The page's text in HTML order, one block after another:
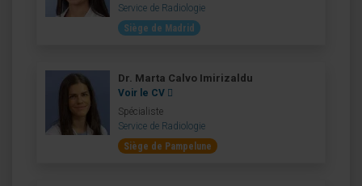
Service de Radiologie
Siège de Madrid
Dr. Marta Calvo Imirizaldu
Voir le CV
Spécialiste
Service de Radiologie
Siège de Pampelune